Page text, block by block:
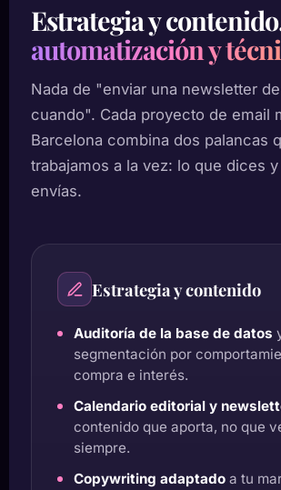
Estrategia y
automatización y
Nada de "enviar una newsletter
cuando". Cada proyecto de email
Barcelona combina dos palancas
trabajamos a la vez: lo que dices
envías.
Estrategia y contenido
Auditoría de la base de datos
segmentación por
compra e interés.
Calendario editorial y
contenido que aporta, no que
siempre.
Copywriting adaptado a tu